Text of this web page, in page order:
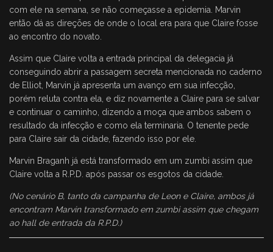
com ele na semana, se não começasse a epidemia. Marvin
então dá as direções de onde o local era para que Claire fosse
ao encontro do novato.
Assim que Claire volta a entrada principal da delegacia já
conseguindo abrir a passagem secreta mencionada no caderno
de Elliot, Marvin já apresenta um avanço em sua infecção,
porém reluta contra ela, e diz novamente a Claire para se salvar
e continuar o caminho, dizendo a moça que ambos sabem o
resultado da infecção e como ela terminaria. O tenente pede
para Claire sair da cidade, fazendo isso por ele.
Marvin Braganh já está transformado em um zumbi assim que
Claire volta a R.P.D. após passar os esgotos da cidade.
(No cenário B, tanto da campanha de Leon e Claire, ambos já
encontram Marvin transformado em zumbi assim que chegam
ao hall de entrada da R.P.D.)